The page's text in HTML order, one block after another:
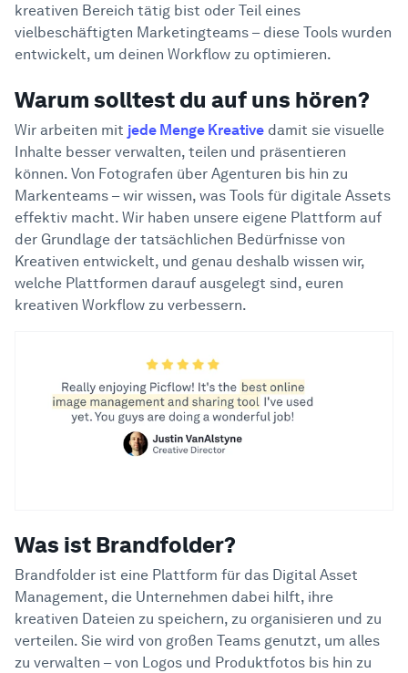
kreativen Bereich tätig bist oder Teil eines
vielbeschäftigten Marketingteams – diese Tools wurden
entwickelt, um deinen Workflow zu optimieren.
Warum solltest du auf uns hören?
Wir arbeiten mit jede Menge Kreative damit sie visuelle
Inhalte besser verwalten, teilen und präsentieren
können. Von Fotografen über Agenturen bis hin zu
Markenteams – wir wissen, was Tools für digitale Assets
effektiv macht. Wir haben unsere eigene Plattform auf
der Grundlage der tatsächlichen Bedürfnisse von
Kreativen entwickelt, und genau deshalb wissen wir,
welche Plattformen darauf ausgelegt sind, euren
kreativen Workflow zu verbessern.
Was ist Brandfolder?
Brandfolder ist eine Plattform für das Digital Asset
Management, die Unternehmen dabei hilft, ihre
kreativen Dateien zu speichern, zu organisieren und zu
verteilen. Sie wird von großen Teams genutzt, um alles
zu verwalten – von Logos und Produktfotos bis hin zu